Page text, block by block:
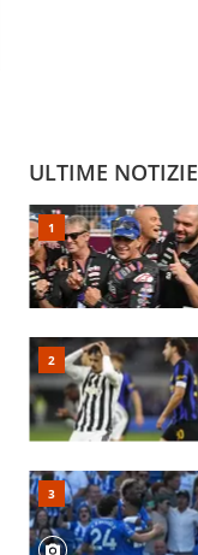
ULTIME NOTIZIE